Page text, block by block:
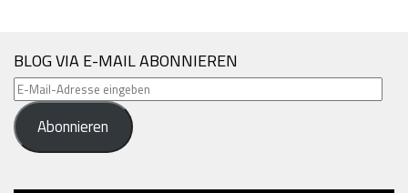
BLOG VIA E-MAIL ABONNIEREN
E-
Mail-
Adresse
eingeben
Abonnieren